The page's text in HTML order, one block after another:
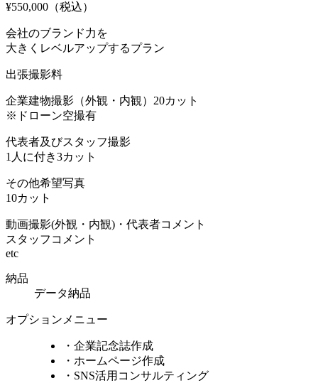
¥550,000 （税込）
会社のブランド力を
大きくレベルアップするプラン
出張撮影料
企業建物撮影（外観・内観）20カット
※ドローン空撮有
代表者及びスタッフ撮影
1人に付き3カット
その他希望写真
10カット
動画撮影(外観・内観)・代表者コメント
スタッフコメント
etc
納品
データ納品
オプションメニュー
・企業記念誌作成
・ホームページ作成
・SNS活用コンサルティング